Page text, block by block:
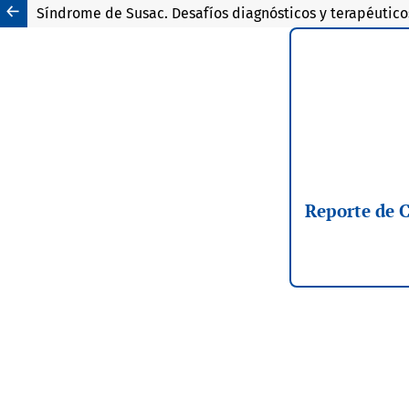
Síndrome de Susac. Desafíos diagnósticos y